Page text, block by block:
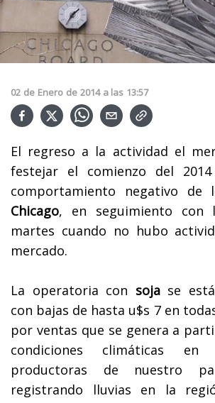
02 de Enero de 2014 a las 13:57
El regreso a la actividad el
festejar el comienzo del
comportamiento negativo de
Chicago, en seguimiento con
martes cuando no hubo
mercado.
La operatoria con soja se
con bajas de hasta u$s 7 en
por ventas que se genera a
condiciones climáticas en
productoras de nuestro
registrando lluvias en la